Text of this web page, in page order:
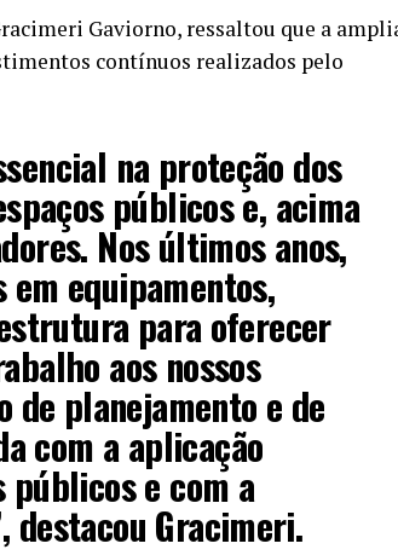
Gaviorno, ressaltou que a
contínuos realizados pelo
na proteção dos
públicos e, acima
Nos últimos anos,
equipamentos,
para oferecer
aos nossos
de planejamento e de
com a aplicação
públicos e com a
destacou Gracimeri.